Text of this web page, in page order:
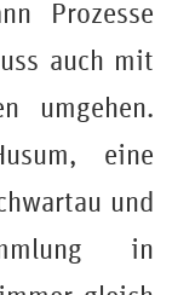
Prozesse
auch mit
umgehen.
eine
und
in